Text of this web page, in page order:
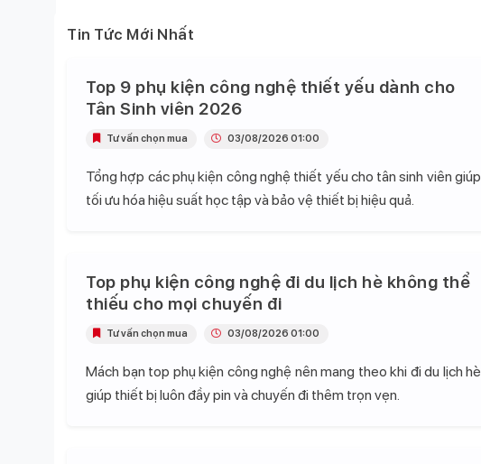
Tin Tức Mới Nhất
Top 9 phụ kiện công nghệ thiết yếu dành cho
Tân Sinh viên 2026
Tổng hợp các phụ kiện công nghệ thiết yếu cho tân sinh viên giúp
tối ưu hóa hiệu suất học tập và bảo vệ thiết bị hiệu quả.
Tư vấn chọn mua 03/08/2026 01:00
Top phụ kiện công nghệ đi du lịch hè không thể
thiếu cho mọi chuyến đi
Mách bạn top phụ kiện công nghệ nên mang theo khi đi du lịch hè
giúp thiết bị luôn đầy pin và chuyến đi thêm trọn vẹn.
Tư vấn chọn mua 03/08/2026 01:00